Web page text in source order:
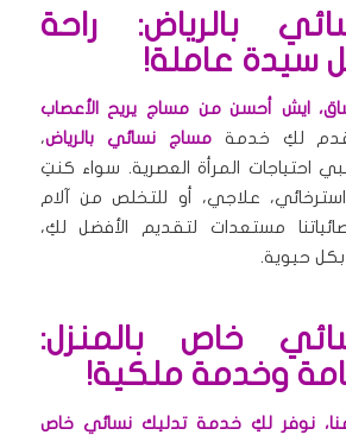
بالرياض: راحة
سيدة عاملة!
ايش أحسن من مساج يريح الأعصاب
لكِ خدمةمساج نسائي بالرياض،
احتياجات المرأة العصرية. سواء كنتِ
علاجي، أو للتخلص من آلام
مستعدات لتقديم الأفضل لكِ،
حيوية.
خاص بالمنزل:
وخدمة ملكية!
نوفر لكِ خدمة تدليك نسائي خاص